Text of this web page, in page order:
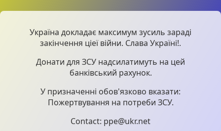
Україна докладає максимум зусиль зараді
закінчення ціеї війни. Слава Україні!.
Донати для ЗСУ надсилатимуть на цей
банківський рахунок.
У призначенні обов'язково вказати:
Пожертвування на потреби ЗСУ.
Contact: ppe@ukr.net